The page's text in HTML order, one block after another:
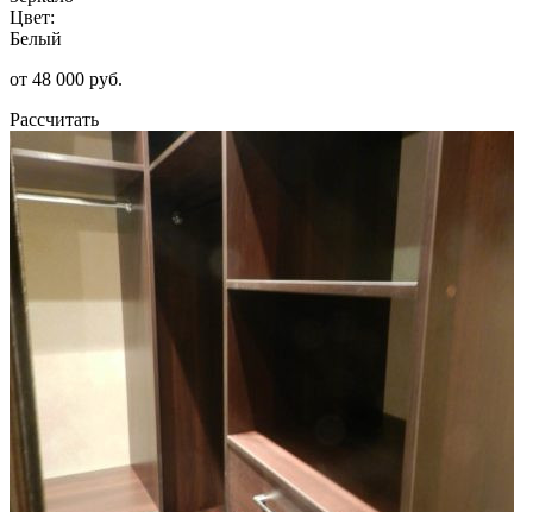
Цвет:
Белый
от 48 000 руб.
Рассчитать